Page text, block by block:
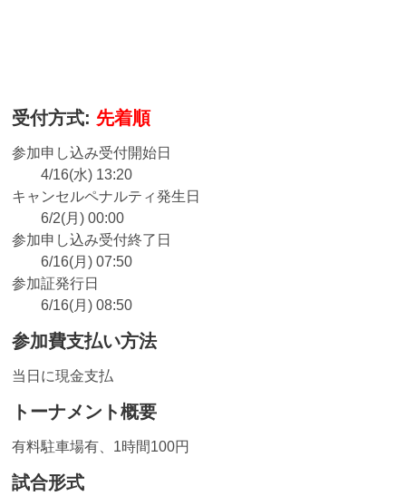
受付方式: 先着順
参加申し込み受付開始日
4/16(水) 13:20
キャンセルペナルティ発生日
6/2(月) 00:00
参加申し込み受付終了日
6/16(月) 07:50
参加証発行日
6/16(月) 08:50
参加費支払い方法
当日に現金支払
トーナメント概要
有料駐車場有、1時間100円
試合形式